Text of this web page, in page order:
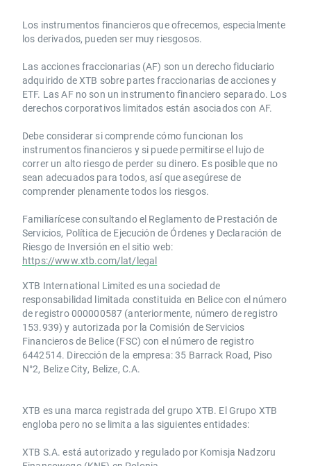
Los instrumentos financieros que ofrecemos, especialmente
los derivados, pueden ser muy riesgosos.
Las acciones fraccionarias (AF) son un derecho fiduciario
adquirido de XTB sobre partes fraccionarias de acciones y
ETF. Las AF no son un instrumento financiero separado. Los
derechos corporativos limitados están asociados con AF.
Debe considerar si comprende cómo funcionan los
instrumentos financieros y si puede permitirse el lujo de
correr un alto riesgo de perder su dinero. Es posible que no
sean adecuados para todos, así que asegúrese de
comprender plenamente todos los riesgos.
Familiarícese consultando el Reglamento de Prestación de
Servicios, Política de Ejecución de Órdenes y Declaración de
Riesgo de Inversión en el sitio web:
https://www.xtb.com/lat/legal
XTB International Limited es una sociedad de
responsabilidad limitada constituida en Belice con el número
de registro 000000587 (anteriormente, número de registro
153.939) y autorizada por la Comisión de Servicios
Financieros de Belice (FSC) con el número de registro
6442514. Dirección de la empresa: 35 Barrack Road, Piso
N°2, Belize City, Belize, C.A.
​​XTB es una marca registrada del grupo XTB. El Grupo XTB
engloba pero no se limita a las siguientes entidades:
XTB S.A.​ está autorizado y regulado por Komisja Nadzoru